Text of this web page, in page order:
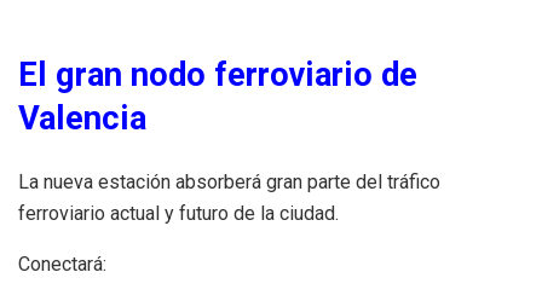
El gran nodo ferroviario de
Valencia
La nueva estación absorberá gran parte del tráfico
ferroviario actual y futuro de la ciudad.
Conectará: